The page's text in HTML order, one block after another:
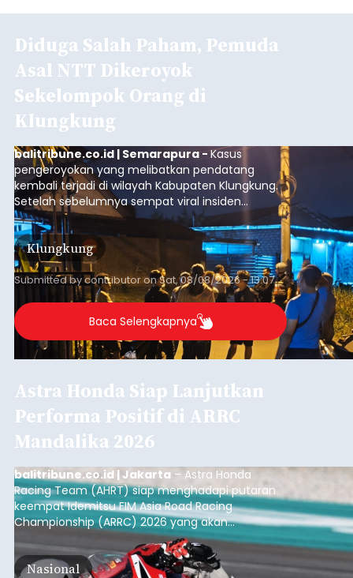
Diduga Salah Paham, Pemuda
Asal NTT Dikeroyok
Sekelompok Orang di
Klungkung
balitribune.co.id | Semarapura -Kasus
pengeroyokan yang melibatkan pendatang
kembali terjadi di wilayah Kabupaten Klungkung.
Setelah sebelumnya sempat viral insiden
keributan di barat Pasar Galiran, peristiwa serupa
kini menimpa seorang pemuda asal Kabupaten
Sumba Barat Daya (SBD), Nusa Tenggara Timur
(NTT).
Klungkung
Submitted bycontributoronSat, 08/08/2026 - 13:07
Baca Selengkapnya
Astra Honda Siap Lanjutkan
Performa Positif di ARRC
Mandalika 2026
balitribune.co.id | Jakarta – Astra Honda
Racing Team (AHRT) siap menghadapi putaran
keempat Idemitsu FIM Asia Road Racing
Championship (ARRC) 2026 yang akan
berlangsung di Pertamina Mandalika
International Circuit, Lombok, Nusa Tenggara
Barat, pada 7–9 Agustus 2026.
Nasional